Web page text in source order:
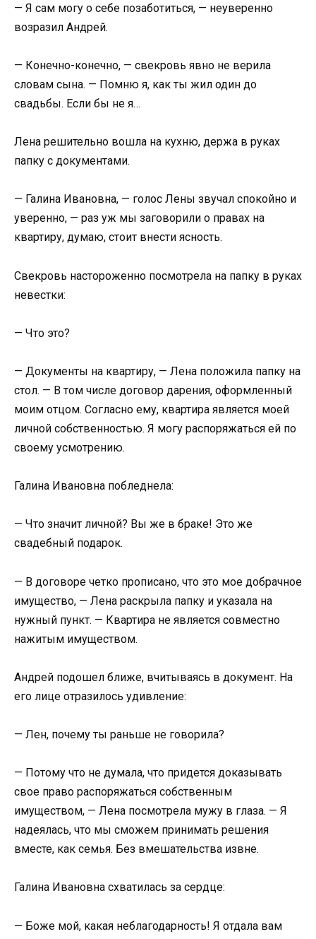
— Я сам могу о себе позаботиться, — неуверенно
возразил Андрей.
— Конечно-конечно, — свекровь явно не верила
словам сына. — Помню я, как ты жил один до
свадьбы. Если бы не я…
Лена решительно вошла на кухню, держа в руках
папку с документами.
— Галина Ивановна, — голос Лены звучал спокойно и
уверенно, — раз уж мы заговорили о правах на
квартиру, думаю, стоит внести ясность.
Свекровь настороженно посмотрела на папку в руках
невестки:
— Что это?
— Документы на квартиру, — Лена положила папку на
стол. — В том числе договор дарения, оформленный
моим отцом. Согласно ему, квартира является моей
личной собственностью. Я могу распоряжаться ей по
своему усмотрению.
Галина Ивановна побледнела:
— Что значит личной? Вы же в браке! Это же
свадебный подарок.
— В договоре четко прописано, что это мое добрачное
имущество, — Лена раскрыла папку и указала на
нужный пункт. — Квартира не является совместно
нажитым имуществом.
Андрей подошел ближе, вчитываясь в документ. На
его лице отразилось удивление:
— Лен, почему ты раньше не говорила?
— Потому что не думала, что придется доказывать
свое право распоряжаться собственным
имуществом, — Лена посмотрела мужу в глаза. — Я
надеялась, что мы сможем принимать решения
вместе, как семья. Без вмешательства извне.
Галина Ивановна схватилась за сердце:
— Боже мой, какая неблагодарность! Я отдала вам